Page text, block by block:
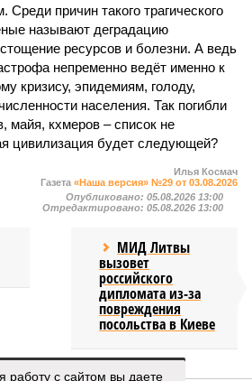
причин такого трагического
называют деградацию
ресурсов и болезни. А ведь
непременно ведёт именно к
кризису, эпидемиям, голоду,
населения. Так погибли
майя, кхмеров – список не
цивилизация будет следующей?
Илья Космач
Газета «Наша версия» №29 от 03.08.2026
Опубликовано: 05.08.2026 13:00
Отредактировано: 05.08.2026 13:00
МИД Литвы
вызовет
российского
дипломата из-за
повреждения
посольства в Киеве
работу с сайтом вы даете